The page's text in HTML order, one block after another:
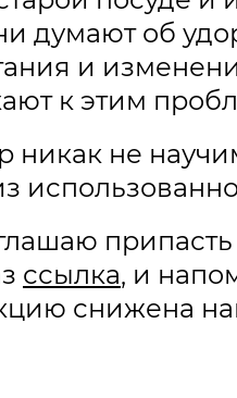
думают об
и
к этим
никак не
припасть
ссылка, и
снижена